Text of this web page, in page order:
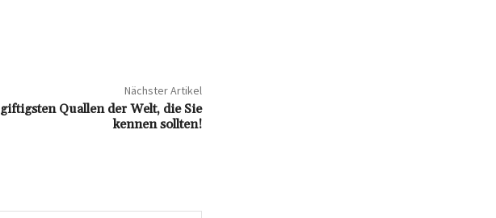
Nächster Artikel
Quallen der Welt, die Sie
kennen sollten!